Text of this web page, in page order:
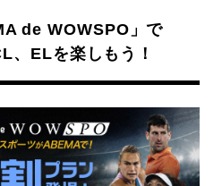
de WOWSPO」で
、ELを楽しもう！